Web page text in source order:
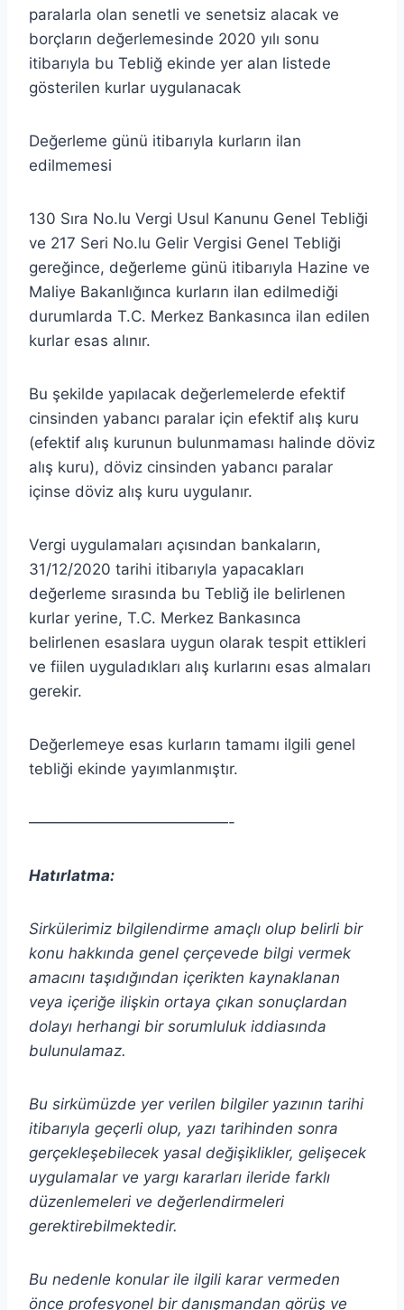
paralarla olan senetli ve senetsiz alacak ve
borçların değerlemesinde 2020 yılı sonu
itibarıyla bu Tebliğ ekinde yer alan listede
gösterilen kurlar uygulanacak
Değerleme günü itibarıyla kurların ilan
edilmemesi
130 Sıra No.lu Vergi Usul Kanunu Genel Tebliği
ve 217 Seri No.lu Gelir Vergisi Genel Tebliği
gereğince, değerleme günü itibarıyla Hazine ve
Maliye Bakanlığınca kurların ilan edilmediği
durumlarda T.C. Merkez Bankasınca ilan edilen
kurlar esas alınır.
Bu şekilde yapılacak değerlemelerde efektif
cinsinden yabancı paralar için efektif alış kuru
(efektif alış kurunun bulunmaması halinde döviz
alış kuru), döviz cinsinden yabancı paralar
içinse döviz alış kuru uygulanır.
Vergi uygulamaları açısından bankaların,
31/12/2020 tarihi itibarıyla yapacakları
değerleme sırasında bu Tebliğ ile belirlenen
kurlar yerine, T.C. Merkez Bankasınca
belirlenen esaslara uygun olarak tespit ettikleri
ve fiilen uyguladıkları alış kurlarını esas almaları
gerekir.
Değerlemeye esas kurların tamamı ilgili genel
tebliği ekinde yayımlanmıştır.
—————————————-
Hatırlatma:
Sirkülerimiz bilgilendirme amaçlı olup belirli bir
konu hakkında genel çerçevede bilgi vermek
amacını taşıdığından içerikten kaynaklanan
veya içeriğe ilişkin ortaya çıkan sonuçlardan
dolayı herhangi bir sorumluluk iddiasında
bulunulamaz.
Bu sirkümüzde yer verilen bilgiler yazının tarihi
itibarıyla geçerli olup, yazı tarihinden sonra
gerçekleşebilecek yasal değişiklikler, gelişecek
uygulamalar ve yargı kararları ileride farklı
düzenlemeleri ve değerlendirmeleri
gerektirebilmektedir.
Bu nedenle konular ile ilgili karar vermeden
önce profesyonel bir danışmandan görüş ve